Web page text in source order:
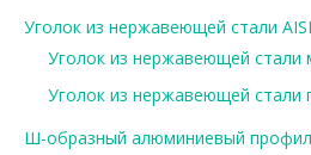
Уголок из нержавеющей стали
Уголок из нержавеющей стали
Уголок из нержавеющей стали
Ш-образный алюминиевый